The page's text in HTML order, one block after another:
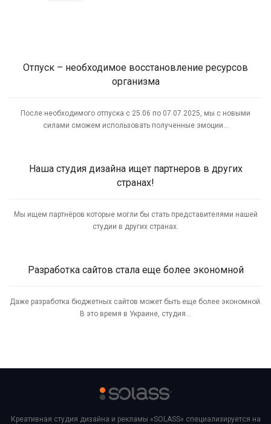
Отпуск – необходимое восстановление ресурсов
организма
После необходимого отпуска с 25.06 по 07.07.2025, мы с новыми
силами сможем использовать полученные эмоции...
Наша студия дизайна ищет партнеров в других
странах!
Мы ищем партнёров которые могли бы стать представителями нашей
студии в других странах.
Разработка сайтов стала еще более экономной
Даже разработка бюджетных сайтов может быть еще более экономной.
В это время в Украине, студия...
Креативная студия дизайна и рекламы «SOLASS» специализируется на